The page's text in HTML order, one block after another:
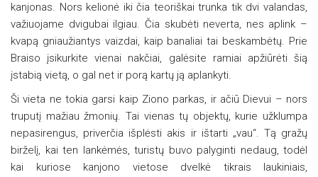
kanjonas. Nors kelionė iki čia teoriškai trunka tik dvi valandas,
važiuojame dvigubai ilgiau. Čia skubėti neverta, nes aplink –
kvapą gniaužiantys vaizdai, kaip banaliai tai beskambėtų. Prie
Braiso įsikurkite vienai nakčiai, galėsite ramiai apžiūrėti šią
įstabią vietą, o gal net ir porą kartų ją aplankyti.
Ši vieta ne tokia garsi kaip Ziono parkas, ir ačiū Dievui – nors
truputį mažiau žmonių. Tai vienas tų objektų, kurie užklumpa
nepasirengus, priverčia išplėsti akis ir ištarti „vau“. Tą gražų
birželį, kai ten lankėmės, turistų buvo palyginti nedaug, todėl
kai kuriose kanjono vietose dvelkė tikrais laukiniais,